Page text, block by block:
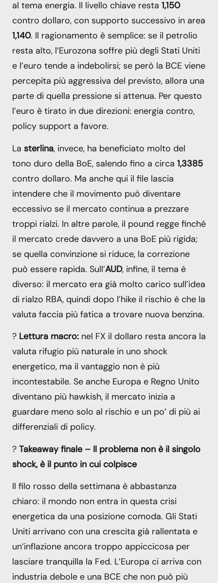
al tema energia. Il livello chiave resta 1,150
contro dollaro, con supporto successivo in area
1,140. Il ragionamento è semplice: se il petrolio
resta alto, l’Eurozona soffre più degli Stati Uniti
e l’euro tende a indebolirsi; se però la BCE viene
percepita più aggressiva del previsto, allora una
parte di quella pressione si attenua. Per questo
l’euro è tirato in due direzioni: energia contro,
policy support a favore.
La sterlina, invece, ha beneficiato molto del
tono duro della BoE, salendo fino a circa 1,3385
contro dollaro. Ma anche qui il file lascia
intendere che il movimento può diventare
eccessivo se il mercato continua a prezzare
troppi rialzi. In altre parole, il pound regge finché
il mercato crede davvero a una BoE più rigida;
se quella convinzione si riduce, la correzione
può essere rapida. Sull’AUD, infine, il tema è
diverso: il mercato era già molto carico sull’idea
di rialzo RBA, quindi dopo l’hike il rischio è che la
valuta faccia più fatica a trovare nuova benzina.
? Lettura macro: nel FX il dollaro resta ancora la
valuta rifugio più naturale in uno shock
energetico, ma il vantaggio non è più
incontestabile. Se anche Europa e Regno Unito
diventano più hawkish, il mercato inizia a
guardare meno solo al rischio e un po’ di più ai
differenziali di policy.
? Takeaway finale – Il problema non è il singolo
shock, è il punto in cui colpisce
Il filo rosso della settimana è abbastanza
chiaro: il mondo non entra in questa crisi
energetica da una posizione comoda. Gli Stati
Uniti arrivano con una crescita già rallentata e
un’inflazione ancora troppo appiccicosa per
lasciare tranquilla la Fed. L’Europa ci arriva con
industria debole e una BCE che non può più